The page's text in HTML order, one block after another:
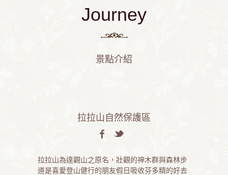
Journey
景點介紹
拉拉山自然保護區
拉拉山為達觀山之原名，壯觀的神木群與森林步
道是喜愛登山健行的朋友假日吸收芬多精的好去